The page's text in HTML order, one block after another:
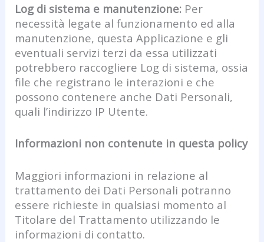
Log di sistema e manutenzione: Per
necessità legate al funzionamento ed alla
manutenzione, questa Applicazione e gli
eventuali servizi terzi da essa utilizzati
potrebbero raccogliere Log di sistema, ossia
file che registrano le interazioni e che
possono contenere anche Dati Personali,
quali l’indirizzo IP Utente.
Informazioni non contenute in questa policy
Maggiori informazioni in relazione al
trattamento dei Dati Personali potranno
essere richieste in qualsiasi momento al
Titolare del Trattamento utilizzando le
informazioni di contatto.